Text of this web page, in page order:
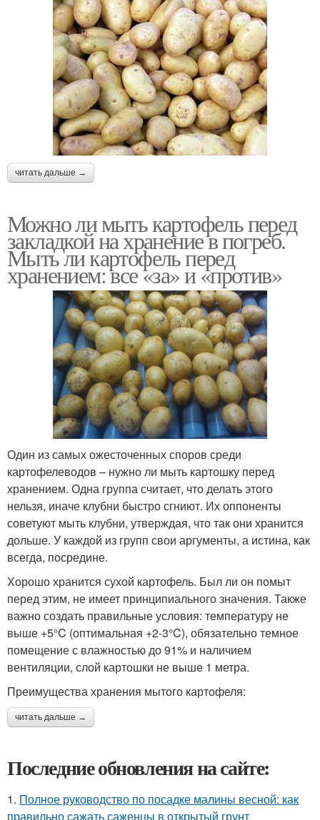
читать дальше →
Можно ли мыть картофель перед
закладкой на хранение в погреб.
Мыть ли картофель перед
хранением: все «за» и «против»
Один из самых ожесточенных споров среди
картофелеводов – нужно ли мыть картошку перед
хранением. Одна группа считает, что делать этого
нельзя, иначе клубни быстро сгниют. Их оппоненты
советуют мыть клубни, утверждая, что так они хранится
дольше. У каждой из групп свои аргументы, а истина, как
всегда, посредине.
Хорошо хранится сухой картофель. Был ли он помыт
перед этим, не имеет принципиального значения. Также
важно создать правильные условия: температуру не
выше +5°C (оптимальная +2-3°C), обязательно темное
помещение с влажностью до 91% и наличием
вентиляции, слой картошки не выше 1 метра.
Преимущества хранения мытого картофеля:
читать дальше →
Последние обновления на сайте:
1. Полное руководство по посадке малины весной: как
правильно сажать саженцы в открытый грунт